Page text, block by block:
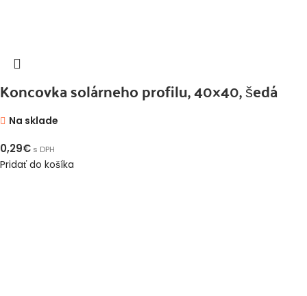
Koncovka solárneho profilu, 40×40, šedá
Na sklade
0,29€ s DPH
Pridať do košíka